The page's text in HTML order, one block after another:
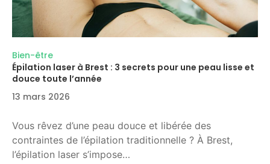
Bien-être
Épilation laser à Brest : 3 secrets pour une peau lisse et
douce toute l’année
13 mars 2026
Vous rêvez d’une peau douce et libérée des
contraintes de l’épilation traditionnelle ? À Brest,
l’épilation laser s’impose…